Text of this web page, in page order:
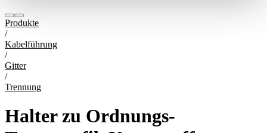
Produkte
/
Kabelführung
/
Gitter
/
Trennung
Halter zu Ordnungs-